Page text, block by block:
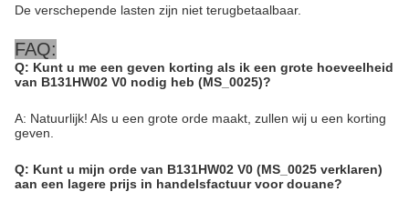
De verschepende lasten zijn niet terugbetaalbaar.
FAQ:
Q: Kunt u me een geven korting als ik een grote hoeveelheid
van B131HW02 V0 nodig heb (MS_0025)?
A: Natuurlijk! Als u een grote orde maakt, zullen wij u een korting
geven.
Q: Kunt u mijn orde van B131HW02 V0 (MS_0025 verklaren)
aan een lagere prijs in handelsfactuur voor douane?